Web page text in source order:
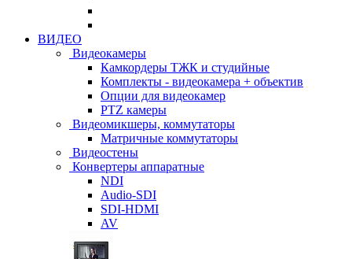
ВИДЕО
Видеокамеры
Камкордеры ТЖК и студийные
Комплекты - видеокамера + объектив
Опции для видеокамер
PTZ камеры
Видеомикшеры, коммутаторы
Матричные коммутаторы
Видеостены
Конвертеры аппаратные
NDI
Audio-SDI
SDI-HDMI
AV